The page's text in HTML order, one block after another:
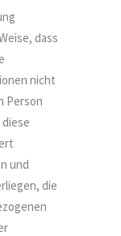
dass
nicht
Person
und
die